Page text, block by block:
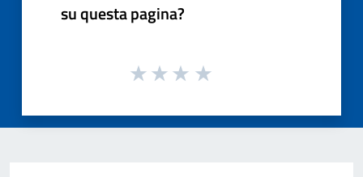
su questa pagina?